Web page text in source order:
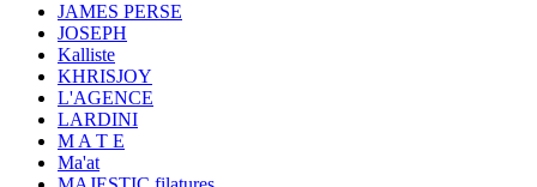
JAMES PERSE
JOSEPH
Kalliste
KHRISJOY
L'AGENCE
LARDINI
M A T E
Ma'at